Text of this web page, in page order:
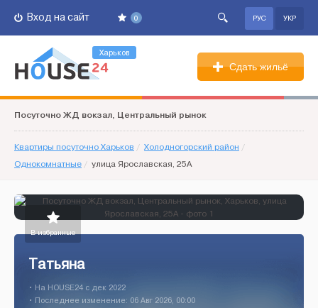
0
Вход на сайт РУС УКР
Харьков
Сдать жильё
Посуточно ЖД вокзал, Центральный рынок
Квартиры посуточно Харьков / Холодногорский район /
Однокомнатные / улица Ярославская, 25А
В избранные
Татьяна
• На HOUSE24 c дек 2022
• Последнее изменение: 06 Авг 2026, 00:00